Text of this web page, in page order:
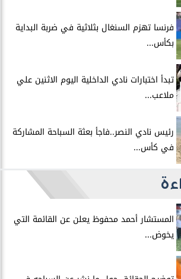
فرنسا تهزم السنغال بثلاثية في ضربة البداية
بكأس...
تبدأ اختبارات نادي الداخلية اليوم الاثنين علي
ملاعب...
رئيس نادي النصر..فاجأ بعثة السباحة المشاركة
في كأس...
المستشار أحمد محفوظ يعلن عن القائمة التي
يخوض...